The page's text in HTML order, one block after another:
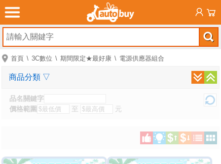
首頁 3C數位 期間限定★最好康 電源供應器組合
品名關鍵字
價格範圍
至 元
商品分類 ▽